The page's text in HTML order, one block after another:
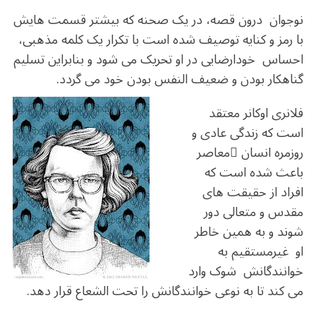
نوجوان درون قصه، در یک صحنه که بیشتر قسمت هایش
با رمز و کنایه توصیف شده است با تکرار یک کلمه مذهبی،
احساس خودارضایی در او تحریک می شود و بنابراین تسلیم
گناهکار بودن و ضعیف النفس بودن خود می گردد.
فلانری اوکانر معتقد
است که زندگی عادی و
روزمره انسان ِمعاصر
باعث شده است که
افراد از حقیقت های
مقدس و متعالی دور
شوند و به همین خاطر
او غیرمستقیم به
خوانندگانش شوک وارد
می کند تا به نوعی خوانندگانش را تحت الشعاع قرار دهد.